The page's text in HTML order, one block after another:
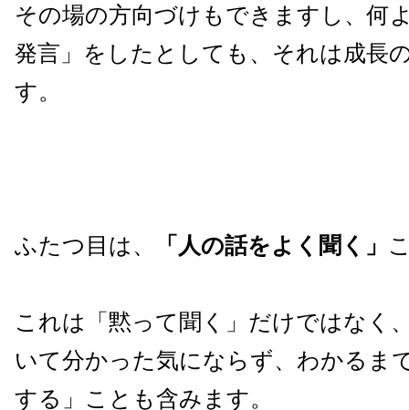
その場の方向づけもできますし、何
発言」をしたとしても、それは成長
す。
ふたつ目は、 「人の話をよく聞く」
これは「黙って聞く」だけではなく
いて分かった気にならず、わかるま
する」ことも含みます。